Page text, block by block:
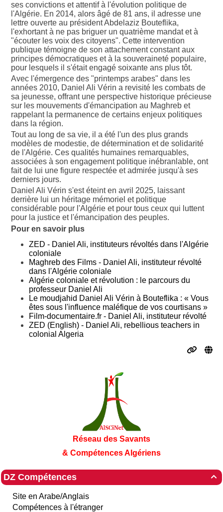
Réseau des Savants
& Compétences Algériens

DZ Compétences
Site en Arabe/Anglais
Compétences à l'étranger
ses convictions et attentif à l'évolution politique de
l'Algérie. En 2014, alors âgé de 81 ans, il adresse une
lettre ouverte au président Abdelaziz Bouteflika,
l'exhortant à ne pas briguer un quatrième mandat et à
"écouter les voix des citoyens". Cette intervention
publique témoigne de son attachement constant aux
principes démocratiques et à la souveraineté populaire,
pour lesquels il s'était engagé soixante ans plus tôt.
Avec l'émergence des "printemps arabes" dans les
années 2010, Daniel Ali Vérin a revisité les combats de
sa jeunesse, offrant une perspective historique précieuse
sur les mouvements d'émancipation au Maghreb et
rappelant la permanence de certains enjeux politiques
dans la région.
Tout au long de sa vie, il a été l'un des plus grands
modèles de modestie, de détermination et de solidarité
de l'Algérie. Ces qualités humaines remarquables,
associées à son engagement politique inébranlable, ont
fait de lui une figure respectée et admirée jusqu'à ses
derniers jours.
Daniel Ali Vérin s'est éteint en avril 2025, laissant
derrière lui un héritage mémoriel et politique
considérable pour l'Algérie et pour tous ceux qui luttent
pour la justice et l'émancipation des peuples.
Pour en savoir plus
ZED - Daniel Ali, instituteurs révoltés dans l'Algérie
coloniale
Maghreb des Films - Daniel Ali, instituteur révolté
dans l'Algérie coloniale
Algérie coloniale et révolution : le parcours du
professeur Daniel Ali
Le moudjahid Daniel Ali Vérin à Bouteflika : « Vous
êtes sous l'influence maléfique de vos courtisans »
Film-documentaire.fr - Daniel Ali, instituteur révolté
ZED (English) - Daniel Ali, rebellious teachers in
colonial Algeria